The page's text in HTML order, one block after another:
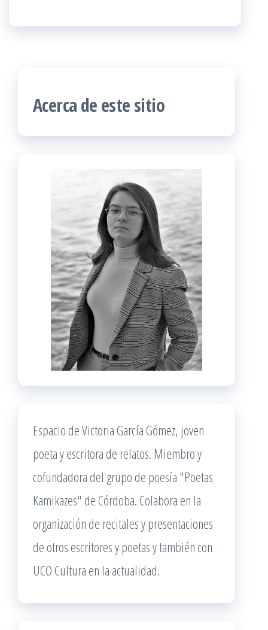
Acerca de este sitio
Espacio de Victoria García Gómez, joven
poeta y escritora de relatos. Miembro y
cofundadora del grupo de poesía "Poetas
Kamikazes" de Córdoba. Colabora en la
organización de recitales y presentaciones
de otros escritores y poetas y también con
UCO Cultura en la actualidad.